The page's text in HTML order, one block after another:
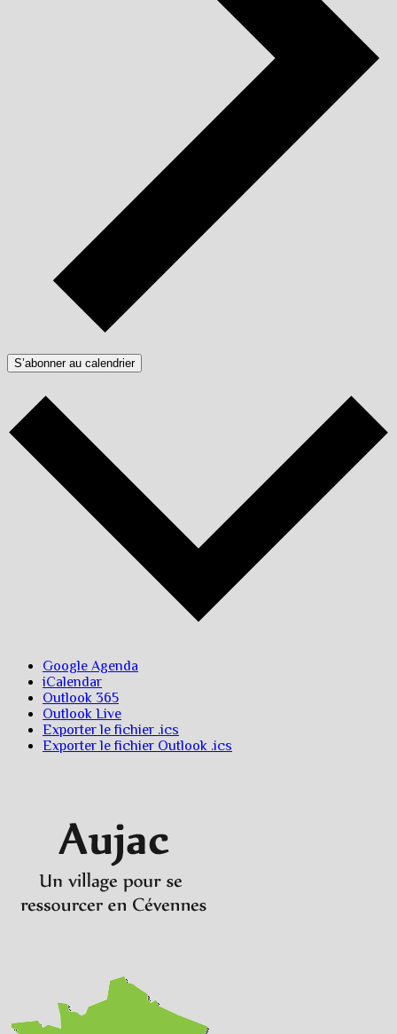
S’abonner au calendrier
Google Agenda
iCalendar
Outlook 365
Outlook Live
Exporter le fichier .ics
Exporter le fichier Outlook .ics